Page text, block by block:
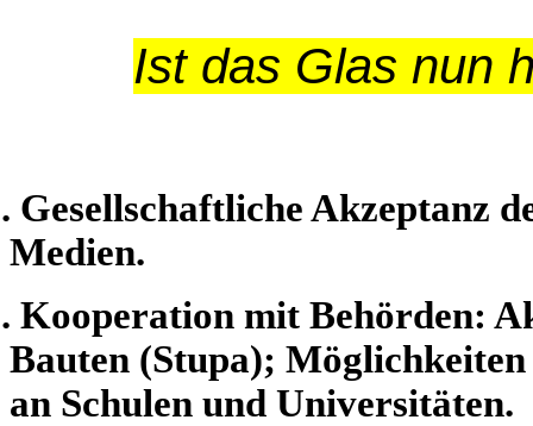
Ist das Glas nun
Gesellschaftliche Akzeptanz
Medien.
Kooperation mit Behörden:
Bauten (Stupa);
an Schulen und Universitäten.